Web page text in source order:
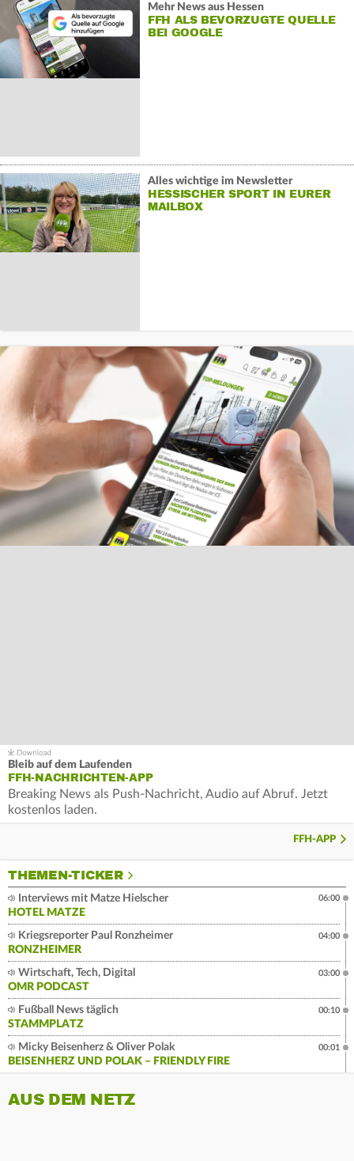
Mehr News aus Hessen
FFH ALS BEVORZUGTE QUELLE
BEI GOOGLE
Alles wichtige im Newsletter
HESSISCHER SPORT IN EURER
MAILBOX
Bleib auf dem Laufenden
FFH-NACHRICHTEN-APP
Breaking News als Push-Nachricht, Audio auf Abruf. Jetzt
kostenlos laden.
FFH-APP
THEMEN-TICKER
Interviews mit Matze Hielscher
HOTEL MATZE
06:00
Kriegsreporter Paul Ronzheimer
RONZHEIMER
04:00
Wirtschaft, Tech, Digital
OMR PODCAST
03:00
Fußball News täglich
STAMMPLATZ
00:10
Micky Beisenherz & Oliver Polak
BEISENHERZ UND POLAK – FRIENDLY FIRE
00:01
AUS DEM NETZ